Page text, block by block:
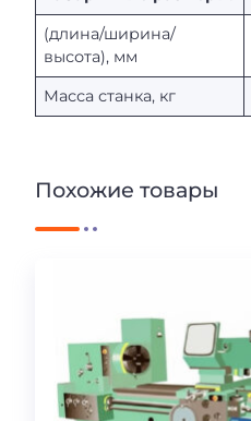
(длина/ширина/
высота), мм
Масса станка, кг
Похожие товары